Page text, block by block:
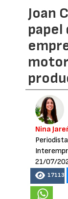
Joan
papel
Nina
21/07/
17113